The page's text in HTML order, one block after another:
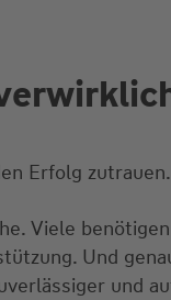
Erfolg
Viele
Und
und